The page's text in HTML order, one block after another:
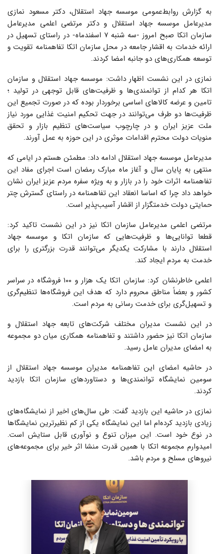
به گزارش روابط‌عمومی موسسه جهاد استقلال، دکتر مسعود نمازی
مدیرعامل موسسه جهاد استقلال و دکتر مرتضی اعلمی مدیرعامل
سازمان اتکا صبح امروز -سه شنبه ۷ اسفندماه- در راستای تسهیل در
ارائه خدمات به اقشار جامعه در محل سازمان اتکا تفاهمنامه تقویت و
توسعه همکاری‌های دو جانبه امضا کردند.
نمازی در این نشست اظهار داشت: موسسه جهاد استقلال و سازمان
اتکا هر کدام از توانمندی‌ها و ظرفیت‌های قابل توجهی در تولید ؛
تامین و عرضه کالاهای اساسی برخوردار بوده که در صورت تجمیع این
ظرفیت‌ها دو طرف می‌توانند در جهت تحکیم امنیت غذایی مورد نیاز
ملت عزیز ایران و در چارچوب سیاست‌های تنظیم بازار و تحقق
منویات دولت محترم اقدامات موثری در این حوزه به عمل آورند.
مدیرعامل موسسه جهاد استقلال ادامه داد: مطمئن هستم در ایامی که
منتهی به پایان سال و آغاز ماه مبارک رمضان است اجرای مفاد این
تفاهمنامه اثرات خود را در بازار و به ویژه سفره مردم عزیز ایران نشان
خواهد داد چرا که اساسا انعقاد این تفاهمنامه در راستای گسترش چتر
حمایتی دولت خدمتگزار از اقشار آسیب‌پذیر است.
مرتضی اعلمی مدیرعامل سازمان اتکا نیز در این نشست تاکید کرد:
قطعا توانایی‌ها و ظرفیت‌هایی که سازمان اتکا و موسسه جهاد
استقلال دارند با مشارکت یکدیگر می‌توانند قدرت بزرگتری را برای
خدمت به مردم ایجاد کند.
اعلمی خاطرنشان کرد: سازمان اتکا یک هزار و ۱۰۰ فروشگاه در سراسر
کشور و بعضاً مناطق محروم دارد که هدف این فروشگاه‌ها تنظیم‌گری
و تسهیل‌گری برای خدمت رسانی به مردم است.
در این نشست مدیران مختلف شرکت‌های تابعه جهاد استقلال و
سازمان اتکا نیز حضور داشتند و تفاهمنامه همکاری میان دو مجموعه
به امضای مدیران عامل رسید.
در حاشیه امضای این تفاهمنامه مدیران موسسه جهاد استقلال از
سومین نمایشگاه توانمندی‌‎ها و دستاوردهای سازمان اتکا بازدید
کردند.
نمازی در حاشیه این بازدید گفت: طی سال‌های اخیر از نمایشگاه‌های
زیادی بازدید کرده‌ام اما این نمایشگاه یکی از کم نظیرترین نمایشگا‌ها
در نوع خود است. این میزان تنوع و نوآوری قابل ستایش است.
امیدوارم مجموعه اتکا با همین قدرت منشا اثر خیر برای مجموعه‌های
نیروهای مسلح و مردم باشد.